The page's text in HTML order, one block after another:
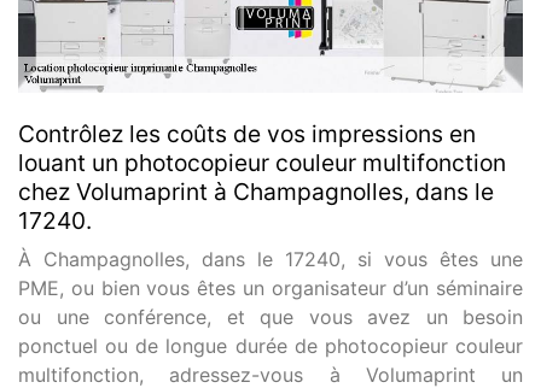
Contrôlez les coûts de vos impressions en
louant un photocopieur couleur multifonction
chez Volumaprint à Champagnolles, dans le
17240.
À Champagnolles, dans le 17240, si vous êtes une
PME, ou bien vous êtes un organisateur d’un séminaire
ou une conférence, et que vous avez un besoin
ponctuel ou de longue durée de photocopieur couleur
multifonction, adressez-vous à Volumaprint un